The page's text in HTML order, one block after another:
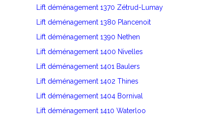
Lift déménagement 1370 Zétrud-Lumay
Lift déménagement 1380 Plancenoit
Lift déménagement 1390 Nethen
Lift déménagement 1400 Nivelles
Lift déménagement 1401 Baulers
Lift déménagement 1402 Thines
Lift déménagement 1404 Bornival
Lift déménagement 1410 Waterloo